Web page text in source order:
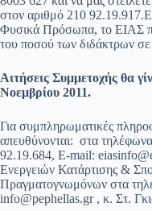
στον αριθμό 210
Φυσικά Πρόσωπα, το ΕΙΑΣ
του ποσού των διδάκτρων σε
Αιτήσεις Συμμετοχής θα
Νοεμβρίου 2011.
Για συμπληρωματικές
απευθύνονται: στα
92.19.684, Ε-mail:
Ενεργειών Κατάρτισης &
Πραγματογνωμόνων στα
info@pephellas.gr , κ. Στ.